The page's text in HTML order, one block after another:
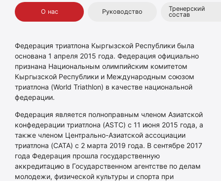
Школы триатлона
Рейтинг
Контакты
О нас Руководство
Тренерский
состав
Федерация триатлона Кыргызской Республики была
основана 1 апреля 2015 года. Федерация официально
признана Национальным олимпийским комитетом
Кыргызской Республики и Международным союзом
триатлона (World Triathlon) в качестве национальной
федерации.
Федерация является полноправным членом Азиатской
конфедерации триатлона (ASTC) с 11 июня 2015 года, а
также членом Центрально-Азиатской ассоциации
триатлона (CATA) с 2 марта 2019 года. В сентябре 2017
года Федерация прошла государственную
аккредитацию в Государственном агентстве по делам
молодежи, физической культуры и спорта при